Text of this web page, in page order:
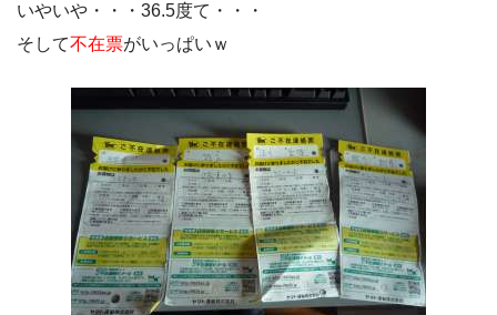
いやいや・・・36.5度て・・・
そして不在票がいっぱいｗ